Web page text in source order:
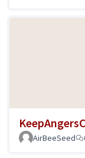
AirBeeSeed